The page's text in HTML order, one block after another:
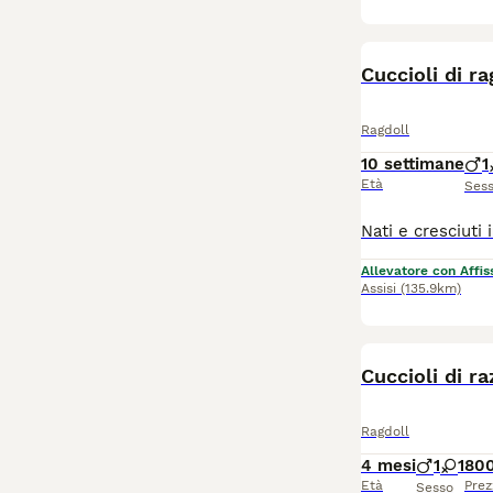
Cuccioli di
Ragdoll
10 settimane
Età
1
Allevatore con
Assisi (135.9km)
Cuccioli di
Ragdoll
4 mesi
Età
1 1
Sesso